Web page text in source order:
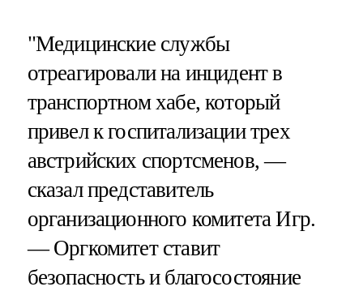
"Медицинские службы
отреагировали на инцидент в
транспортном хабе, который
привел к госпитализации трех
австрийских спортсменов, —
сказал представитель
организационного комитета Игр.
— Оргкомитет ставит
безопасность и благосостояние